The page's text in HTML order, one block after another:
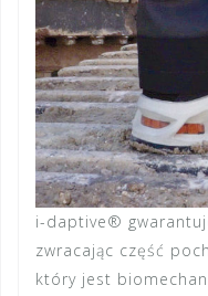
i-daptive®
zwracając część
który jest